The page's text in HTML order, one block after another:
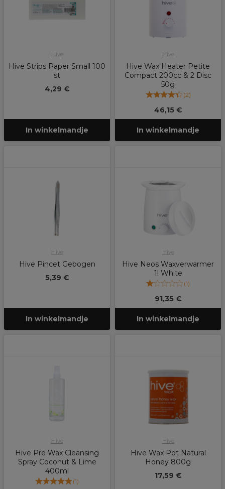
Hive
Hive Strips Paper Small 100
st
4,29 €
In winkelmandje
Hive
Hive Wax Heater Petite
Compact 200cc & 2 Disc
50g
(2)
46,15 €
In winkelmandje
Hive
Hive Pincet Gebogen
5,39 €
In winkelmandje
Hive
Hive Neos Waxverwarmer
1l White
(1)
91,35 €
In winkelmandje
Hive
Hive Pre Wax Cleansing
Spray Coconut & Lime
400ml
(1)
Hive
Hive Wax Pot Natural
Honey 800g
17,59 €